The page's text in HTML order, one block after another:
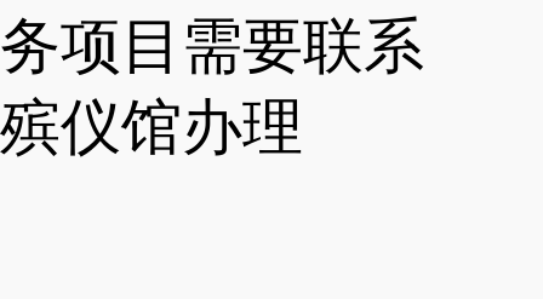
务项目需要联系
殡仪馆办理